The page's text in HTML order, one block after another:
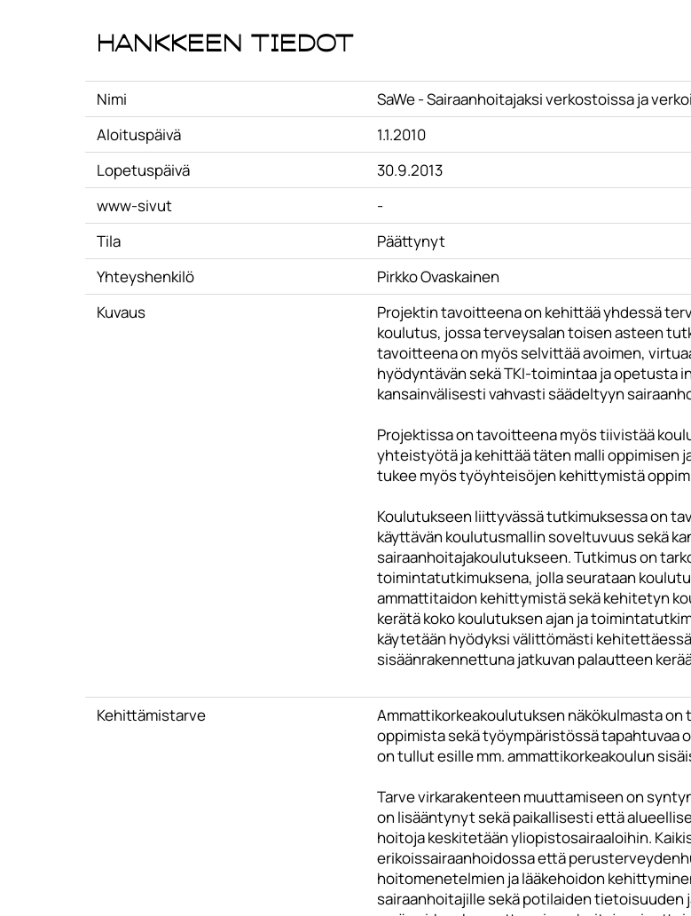
Hankkeen tiedot
Nimi
SaWe - Sairaanhoitajaksi verkostoissa ja
Aloituspäivä
1.1.2010
Lopetuspäivä
30.9.2013
www-sivut
-
Tila
Päättynyt
Yhteyshenkilö
Pirkko Ovaskainen
Kuvaus
Projektin tavoitteena on kehittää yhdessä
koulutus, jossa terveysalan toisen asteen
tavoitteena on myös selvittää avoimen,
hyödyntävän sekä TKI-toimintaa ja opetusta
kansainvälisesti vahvasti säädeltyyn
Projektissa on tavoitteena myös tiivistää
yhteistyötä ja kehittää täten malli oppimisen
tukee myös työyhteisöjen kehittymistä
Koulutukseen liittyvässä tutkimuksessa on
käyttävän koulutusmallin soveltuvuus sekä
sairaanhoitajakoulutukseen. Tutkimus on
toimintatutkimuksena, jolla seurataan
ammattitaidon kehittymistä sekä kehitetyn
kerätä koko koulutuksen ajan ja
käytetään hyödyksi välittömästi
sisäänrakennettuna jatkuvan palautteen
Kehittämistarve
Ammattikorkeakoulutuksen näkökulmasta
oppimista sekä työympäristössä tapahtuvaa
on tullut esille mm. ammattikorkeakoulun
Tarve virkarakenteen muuttamiseen on
on lisääntynyt sekä paikallisesti että
hoitoja keskitetään yliopistosairaaloihin.
erikoissairaanhoidossa että
hoitomenetelmien ja lääkehoidon
sairaanhoitajille sekä potilaiden tietoisuuden